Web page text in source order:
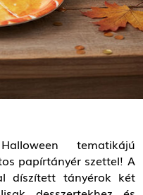
tematikájú
papírtányér szettel! A
díszített tányérok két